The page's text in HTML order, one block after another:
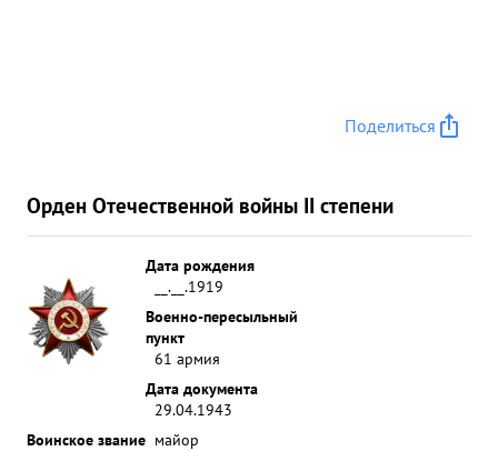
Поделиться
Орден Отечественной войны II степени
Дата рождения
__.__.1919
Военно-пересыльный
пункт
61 армия
Дата документа
29.04.1943
Воинское звание майор